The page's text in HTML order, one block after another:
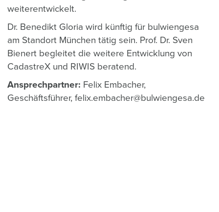
weiterentwickelt.
Dr. Benedikt Gloria wird künftig für bulwiengesa
am Standort München tätig sein. Prof. Dr. Sven
Bienert begleitet die weitere Entwicklung von
CadastreX und RIWIS beratend.
Ansprechpartner: Felix Embacher,
Geschäftsführer, felix.embacher@bulwiengesa.de